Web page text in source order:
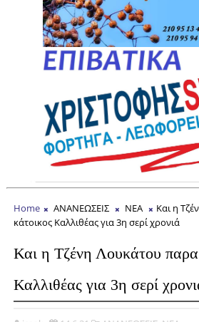
Home ΑΝΑΝΕΩΣΕΙΣ ΝΕΑ
Και η
κάτοικος Καλλιθέας για 3η σερί χρονιά
Και η Τζένη Λουκάτου
Καλλιθέας για 3η σερί